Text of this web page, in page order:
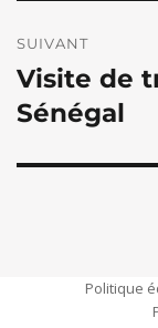
SUIVANT
Publication
suivante :
Visite de
Sénégal
Politique